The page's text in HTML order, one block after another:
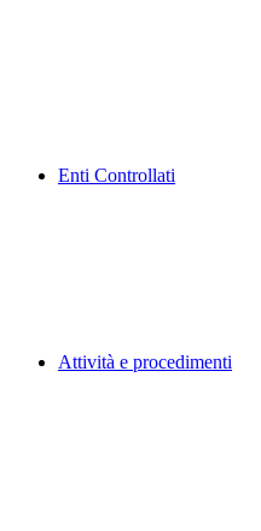
Enti Controllati
Attività e procedimenti